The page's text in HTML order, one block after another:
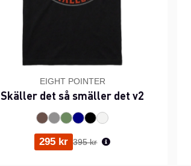
EIGHT POINTER
Skäller det så smäller det v2
295 kr Ordinarie pris:
395 kr